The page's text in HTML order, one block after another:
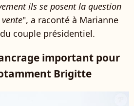
ils se posent la question
", a raconté à Marianne
couple présidentiel.
important pour
Brigitte